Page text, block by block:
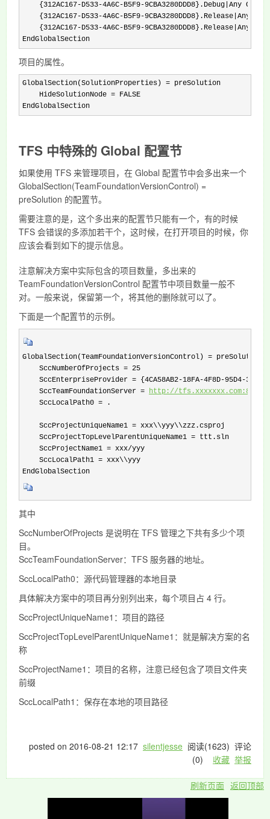
{312AC167-D533-4A6C-B5F9-9CBA3280DDD8}.Debug|Any
{312AC167-D533-4A6C-B5F9-9CBA3280DDD8}.Release|Any
{312AC167-D533-4A6C-B5F9-9CBA3280DDD8}.Release|Any
EndGlobalSection
项目的属性。
GlobalSection(SolutionProperties) = preSolution
    HideSolutionNode = FALSE
EndGlobalSection
TFS 中特殊的 Global 配置节
如果使用 TFS 来管理项目，在 Global 配置节中会多出来一个
GlobalSection(TeamFoundationVersionControl) =
preSolution 的配置节。
需要注意的是，这个多出来的配置节只能有一个，有的时候
TFS 会错误的多添加若干个，这时候，在打开项目的时候，你
应该会看到如下的提示信息。
注意解决方案中实际包含的项目数量，多出来的
TeamFoundationVersionControl 配置节中项目数量一般不
对。一般来说，保留第一个，将其他的删除就可以了。
下面是一个配置节的示例。
GlobalSection(TeamFoundationVersionControl) = preSolution
    SccNumberOfProjects = 25
SccEnterpriseProvider = {4CA58AB2-18FA-4F8D-95D4-
    SccTeamFoundationServer =
http://tfs.xxxxxxx.com:8080/
    SccLocalPath0 = .
    SccProjectUniqueName1 = xxx\\yyy\\zzz.csproj
    SccProjectTopLevelParentUniqueName1 = ttt.sln
    SccProjectName1 = xxx/yyy
    SccLocalPath1 = xxx\\yyy
EndGlobalSection
其中
SccNumberOfProjects 是说明在 TFS 管理之下共有多少个项
目。
SccTeamFoundationServer：TFS 服务器的地址。
SccLocalPath0：源代码管理器的本地目录
具体解决方案中的项目再分别列出来，每个项目占 4 行。
SccProjectUniqueName1：项目的路径
SccProjectTopLevelParentUniqueName1：就是解决方案的名
称
SccProjectName1：项目的名称，注意已经包含了项目文件夹
前缀
SccLocalPath1：保存在本地的项目路径
posted on 2016-08-21 12:17 silentjesse 阅读(1623) 评论
(0) 收藏 举报
刷新页面 返回顶部